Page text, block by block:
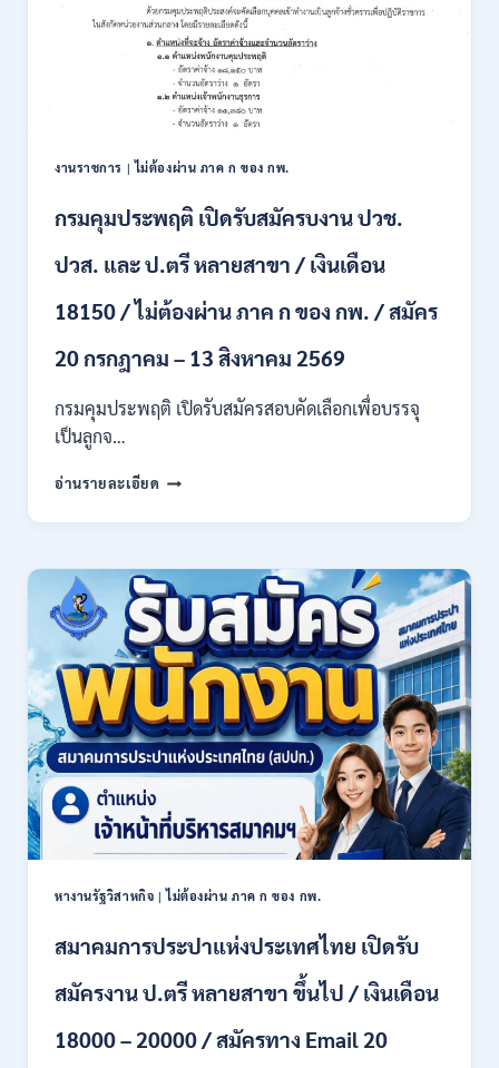
(สคทช.)
เปิด
รับ
สมัคร
บุคคล
เพื่อ
พนักงาน
หลาย
ตำแหน่ง
ป.ตรี
ทุก
สาขา
อื่นๆ
ไม่
ภาค
ของ
/
เงิน
เดือน
21780
/
สมัคร
ONLINE
13
กรกฎาคม
–
สิงหาคม
2569
งานราชการ |ไม่ต้องผ่าน ภาค ก ของ กพ.
กรมคุมประพฤติ เปิดรับสมัครบงาน ปวช.
ปวส. และ ป.ตรี หลายสาขา / เงินเดือน
18150 / ไม่ต้องผ่าน ภาค ก ของ กพ. / สมัคร
20 กรกฎาคม – 13 สิงหาคม 2569
กรมคุมประพฤติ เปิดรับสมัครสอบคัดเลือกเพื่อบรรจุ
เป็นลูกจ…
อ่านรายละเอียด กรม
ประพฤติ
รับ
สมัค
รบ
งาน
ปวช.
ปวส.
และ
ป.ตรี
หลาย
สาขา
เงิน
เดือน
18150
ไม่
ผ่าน
ก
กพ.
หางานรัฐวิสาหกิจ |ไม่ต้องผ่าน ภาค ก ของ กพ.
สมาคมการประปาแห่งประเทศไทย เปิดรับ
สมัครงาน ป.ตรี หลายสาขา ขึ้นไป / เงินเดือน
18000 – 20000 / สมัครทาง Email 20